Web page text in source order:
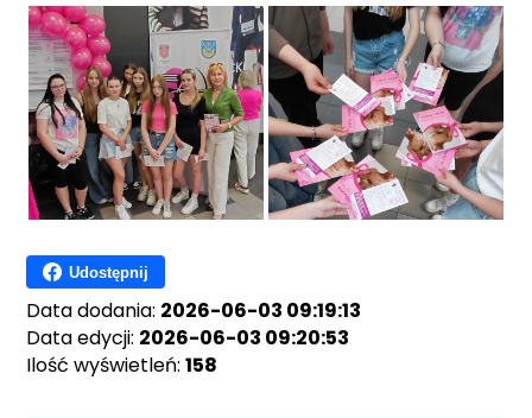
Udostępnij
Data dodania: 2026-06-03 09:19:13
Data edycji: 2026-06-03 09:20:53
Ilość wyświetleń:158